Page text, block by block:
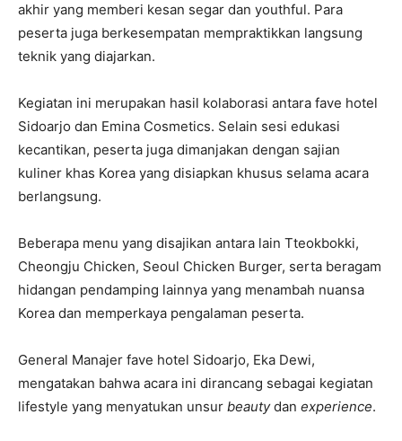
akhir yang memberi kesan segar dan youthful. Para
peserta juga berkesempatan mempraktikkan langsung
teknik yang diajarkan.
Kegiatan ini merupakan hasil kolaborasi antara fave hotel
Sidoarjo dan Emina Cosmetics. Selain sesi edukasi
kecantikan, peserta juga dimanjakan dengan sajian
kuliner khas Korea yang disiapkan khusus selama acara
berlangsung.
Beberapa menu yang disajikan antara lain Tteokbokki,
Cheongju Chicken, Seoul Chicken Burger, serta beragam
hidangan pendamping lainnya yang menambah nuansa
Korea dan memperkaya pengalaman peserta.
General Manajer fave hotel Sidoarjo, Eka Dewi,
mengatakan bahwa acara ini dirancang sebagai kegiatan
lifestyle yang menyatukan unsur beautydan experience.